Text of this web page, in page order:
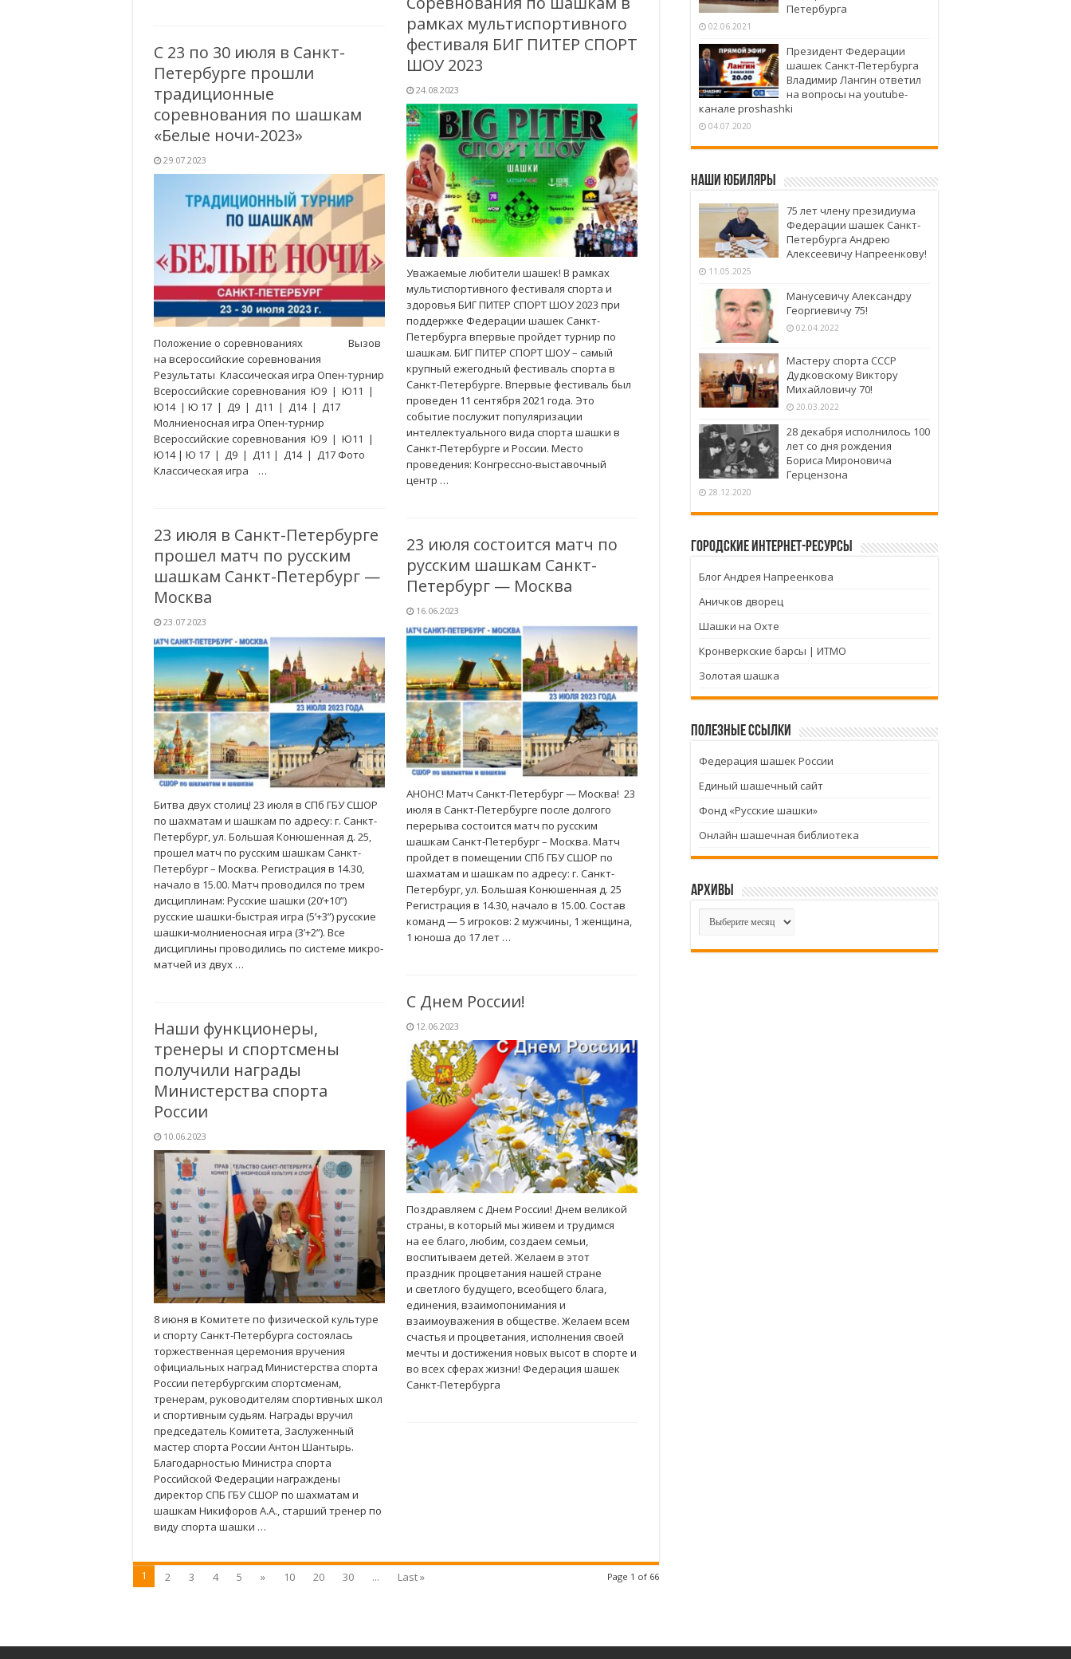
рамках мультиспортивного
фестиваля БИГ ПИТЕР СПОРТ
ШОУ 2023
24.08.2023
Уважаемые любители шашек! В рамках
мультиспортивного фестиваля спорта и
здоровья БИГ ПИТЕР СПОРТ ШОУ 2023 при
поддержке Федерации шашек Санкт-
Петербурга впервые пройдет турнир по
шашкам. БИГ ПИТЕР СПОРТ ШОУ – самый
крупный ежегодный фестиваль спорта в
Санкт-Петербурге. Впервые фестиваль был
проведен 11 сентября 2021 года. Это
событие послужит популяризации
интеллектуального вида спорта шашки в
Санкт-Петербурге и России. Место
проведения: Конгрессно-выставочный
центр …
С 23 по 30 июля в Санкт-
Петербурге прошли
традиционные
соревнования по шашкам
«Белые ночи-2023»
29.07.2023
Положение о соревнованиях Вызов
на всероссийские соревнования
Результаты Классическая игра Опен-турнир
Всероссийские соревнования Ю9 | Ю11 |
Ю14 | Ю 17 | Д9 | Д11 | Д14 | Д17
Молниеносная игра Опен-турнир
Всероссийские соревнования Ю9 | Ю11 |
Ю14 | Ю 17 | Д9 | Д11 | Д14 | Д17 Фото
Классическая игра …
23 июля в Санкт-Петербурге
прошел матч по русским
шашкам Санкт-Петербург —
Москва
23.07.2023
Битва двух столиц! 23 июля в СПб ГБУ СШОР
по шахматам и шашкам по адресу: г. Санкт-
Петербург, ул. Большая Конюшенная д. 25,
прошел матч по русским шашкам Санкт-
Петербург – Москва. Регистрация в 14.30,
начало в 15.00. Матч проводился по трем
дисциплинам: Русские шашки (20’+10”)
русские шашки-быстрая игра (5’+3”) русские
шашки-молниеносная игра (3’+2”). Все
дисциплины проводились по системе микро-
матчей из двух …
23 июля состоится матч по
русским шашкам Санкт-
Петербург — Москва
16.06.2023
АНОНС! Матч Санкт-Петербург — Москва! 23
июля в Санкт-Петербурге после долгого
перерыва состоится матч по русским
шашкам Санкт-Петербург – Москва. Матч
пройдет в помещении СПб ГБУ СШОР по
шахматам и шашкам по адресу: г. Санкт-
Петербург, ул. Большая Конюшенная д. 25
Регистрация в 14.30, начало в 15.00. Состав
команд — 5 игроков: 2 мужчины, 1 женщина,
1 юноша до 17 лет …
С Днем России!
12.06.2023
Поздравляем с Днем России! Днем великой
страны, в который мы живем и трудимся
на ее благо, любим, создаем семьи,
воспитываем детей. Желаем в этот
праздник процветания нашей стране
и светлого будущего, всеобщего блага,
единения, взаимопонимания и
взаимоуважения в обществе. Желаем всем
счастья и процветания, исполнения своей
мечты и достижения новых высот в спорте и
во всех сферах жизни! Федерация шашек
Санкт-Петербурга
Наши функционеры,
тренеры и спортсмены
получили награды
Министерства спорта
России
10.06.2023
8 июня в Комитете по физической культуре
и спорту Санкт-Петербурга состоялась
торжественная церемония вручения
официальных наград Министерства спорта
России петербургским спортсменам,
тренерам, руководителям спортивных школ
и спортивным судьям. Награды вручил
председатель Комитета, Заслуженный
мастер спорта России Антон Шантырь.
Благодарностью Министра спорта
Российской Федерации награждены
директор СПБ ГБУ СШОР по шахматам и
шашкам Никифоров А.А., старший тренер по
виду спорта шашки …
Page 1 of 66
1 2 3 4 5 » 10 20 30 ... Last »
Петербурга
02.06.2021
Президент Федерации
шашек Санкт-Петербурга
Владимир Лангин ответил
на вопросы на youtube-
канале proshashki
04.07.2020
Наши юбиляры
75 лет члену президиума
Федерации шашек Санкт-
Петербурга Андрею
Алексеевичу Напреенкову!
11.05.2025
Манусевичу Александру
Георгиевичу 75!
02.04.2022
Мастеру спорта СССР
Дудковскому Виктору
Михайловичу 70!
20.03.2022
28 декабря исполнилось 100
лет со дня рождения
Бориса Мироновича
Герцензона
28.12.2020
Городские интернет-ресурсы
Блог Андрея Напреенкова
Аничков дворец
Шашки на Охте
Кронверкские барсы | ИТМО
Золотая шашка
Полезные ссылки
Федерация шашек России
Единый шашечный сайт
Фонд «Русские шашки»
Онлайн шашечная библиотека
Архивы
Архивы